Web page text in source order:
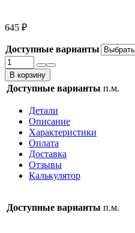
645 ₽
Доступные варианты
Количество
товара
Профнастил
С20
1014
слоновая
кость
В корзину
Доступные варианты п.м.
Детали
Описание
Характеристики
Оплата
Доставка
Отзывы
Калькулятор
Доступные варианты п.м.